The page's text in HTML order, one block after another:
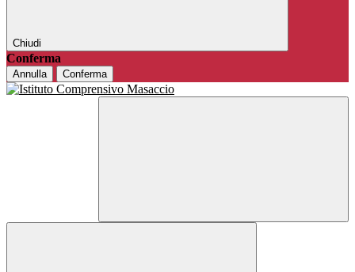
Chiudi
Conferma
Annulla Conferma